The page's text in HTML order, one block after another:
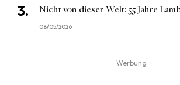
Nicht von dieser Welt: 55 Jahre
08/05/2026
Werbung